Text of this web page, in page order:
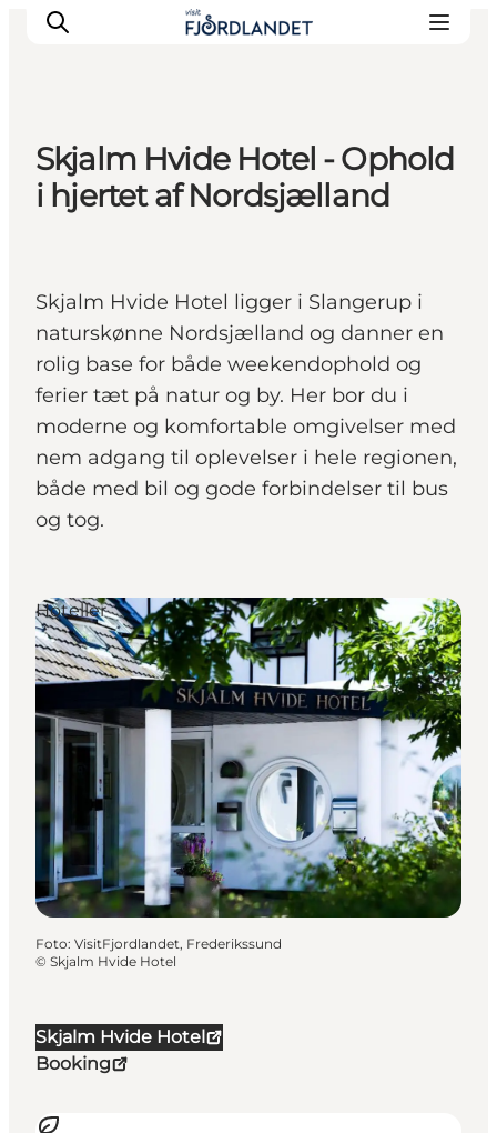
Byer & steder
Det sker
Oplevelser
Skjalm Hvide Hotel - Ophold
i hjertet af Nordsjælland
Skjalm Hvide Hotel ligger i Slangerup i
naturskønne Nordsjælland og danner en
rolig base for både weekendophold og
ferier tæt på natur og by. Her bor du i
moderne og komfortable omgivelser med
nem adgang til oplevelser i hele regionen,
både med bil og gode forbindelser til bus
og tog.
Skjalm Hvide Hotel
Booking
Hoteller
Foto: VisitFjordlandet, Frederikssund
© Skjalm Hvide Hotel